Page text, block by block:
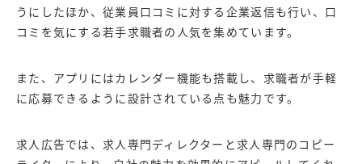
うにしたほか、従業員口コミに対する企業返信も行い、口
コミを気にする若手求職者の人気を集めています。
また、アプリにはカレンダー機能も搭載し、求職者が手軽
に応募できるように設計されている点も魅力です。
求人広告では、求人専門ディレクターと求人専門のコピー